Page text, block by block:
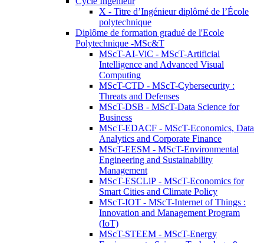
X - Titre d’Ingénieur diplômé de l’École
polytechnique
Diplôme de formation gradué de l'Ecole
Polytechnique -MSc&T
MScT-AI-ViC - MScT-Artificial
Intelligence and Advanced Visual
Computing
MScT-CTD - MScT-Cybersecurity :
Threats and Defenses
MScT-DSB - MScT-Data Science for
Business
MScT-EDACF - MScT-Economics, Data
Analytics and Corporate Finance
MScT-EESM - MScT-Environmental
Engineering and Sustainability
Management
MScT-ESCLiP - MScT-Economics for
Smart Cities and Climate Policy
MScT-IOT - MScT-Internet of Things :
Innovation and Management Program
(IoT)
MScT-STEEM - MScT-Energy